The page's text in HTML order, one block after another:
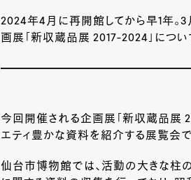
2024年4月に再開館してから早1年。3
画展「新収蔵品展 2017-2024」につい
今回開催される企画展「新収蔵品展
エティ豊かな資料を紹介する展覧会で
仙台市博物館では、活動の大きな柱